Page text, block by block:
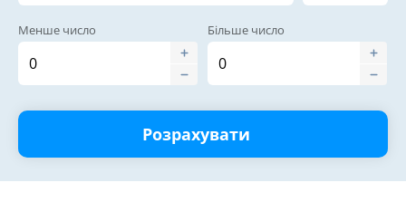
Менше число Більше число
Розрахувати